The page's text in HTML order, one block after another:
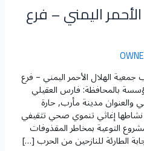
اليمني – فرع
الهلال الأحمر اليمني – فرع
بالمحافظة: فارس العقيلي
مقرها الرئيسي والعنوان مدينة مأرب, حارة
مجال نشاطها إغاثي تنموي صحي تثقيفي
التوعية بمخاطر المقذوفات
الطارئة للنازحين من الحرب […]